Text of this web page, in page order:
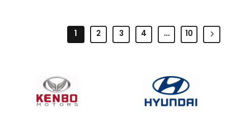
2 3 4 … 10